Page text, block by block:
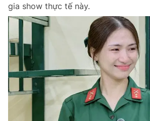
gia show thực tế này.